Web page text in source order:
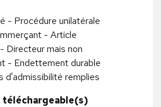
- Procédure unilatérale
- Article
Directeur mais non
- Endettement durable
d'admissibilité remplies